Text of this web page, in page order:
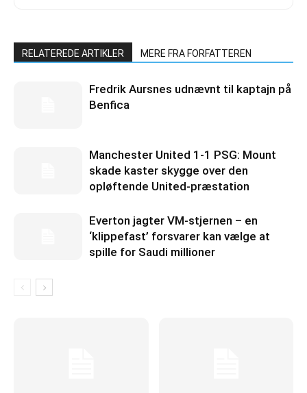
RELATEREDE ARTIKLER MERE FRA FORFATTEREN
Fredrik Aursnes udnævnt til kaptajn på
Benfica
Manchester United 1-1 PSG: Mount
skade kaster skygge over den
opløftende United-præstation
Everton jagter VM-stjernen – en
‘klippefast’ forsvarer kan vælge at
spille for Saudi millioner